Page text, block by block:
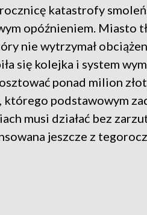
katastrofy
opóźnieniem. Miasto
nie wytrzymał
się kolejka i system
ponad milion
którego podstawowym
musi działać bez
jeszcze z